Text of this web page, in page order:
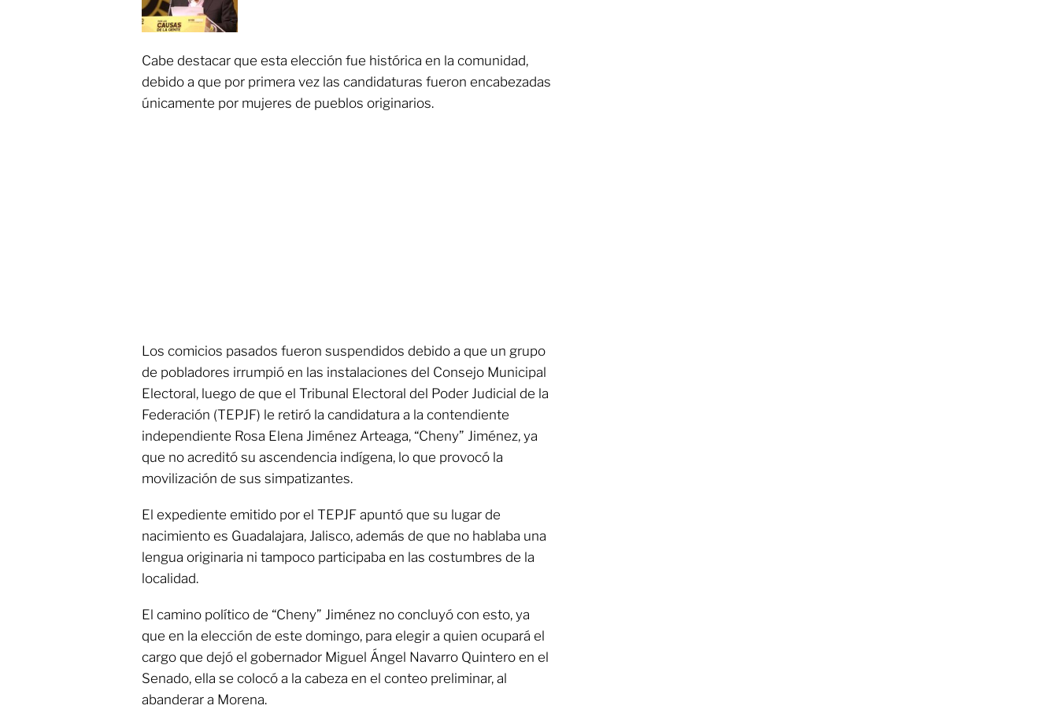
Cabe destacar que esta elección fue histórica en la comunidad,
debido a que por primera vez las candidaturas fueron encabezadas
únicamente por mujeres de pueblos originarios.
Los comicios pasados fueron suspendidos debido a que un grupo
de pobladores irrumpió en las instalaciones del Consejo Municipal
Electoral, luego de que el Tribunal Electoral del Poder Judicial de la
Federación (TEPJF) le retiró la candidatura a la contendiente
independiente Rosa Elena Jiménez Arteaga, “Cheny” Jiménez, ya
que no acreditó su ascendencia indígena, lo que provocó la
movilización de sus simpatizantes.
El expediente emitido por el TEPJF apuntó que su lugar de
nacimiento es Guadalajara, Jalisco, además de que no hablaba una
lengua originaria ni tampoco participaba en las costumbres de la
localidad.
El camino político de “Cheny” Jiménez no concluyó con esto, ya
que en la elección de este domingo, para elegir a quien ocupará el
cargo que dejó el gobernador Miguel Ángel Navarro Quintero en el
Senado, ella se colocó a la cabeza en el conteo preliminar, al
abanderar a Morena.